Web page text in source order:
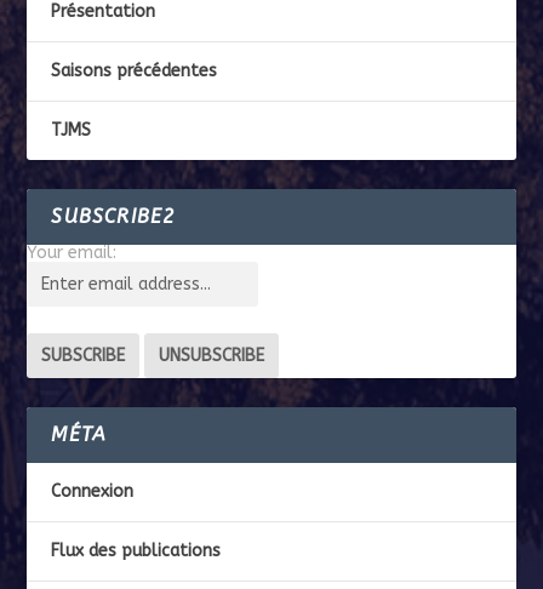
Présentation
Saisons précédentes
TJMS
SUBSCRIBE2
Your email:
MÉTA
Connexion
Flux des publications